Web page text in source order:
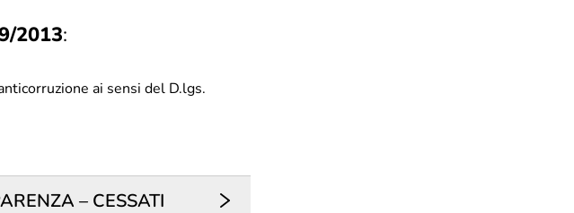
2013:
ai sensi del D.lgs.
– CESSATI